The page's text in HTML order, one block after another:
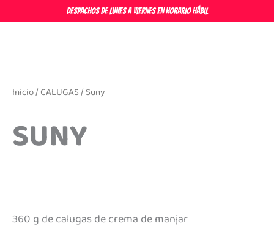
al
DESPACHOS DE LUNES A VIERNES EN HORARIO HÁBIL
Inicio/ CALUGAS/ Suny
SUNY
360 g de calugas de crema de manjar